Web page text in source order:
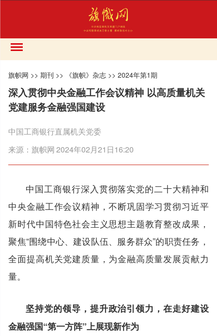
旗帜网 >>期刊 >> 《旗帜》杂志 >>2024年第1期
深入贯彻中央金融工作会议精神 以高质量机关
党建服务金融强国建设
中国工商银行直属机关党委
来源：旗帜网2024年02月21日16:20
中国工商银行深入贯彻落实党的二十大精神和
中央金融工作会议精神，不断巩固学习贯彻习近平
新时代中国特色社会主义思想主题教育整改成果，
聚焦“围绕中心、建设队伍、服务群众”的职责任务，
全面提高机关党建质量，为金融高质量发展贡献力
量。
坚持党的领导，提升政治引领力，在走好建设
金融强国“第一方阵”上展现新作为